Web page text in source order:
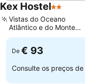
Kex Hostel2 Estrelas
Vistas do Oceano
Atlântico e do Monte
Esja
De € 93
Consulte os preços de